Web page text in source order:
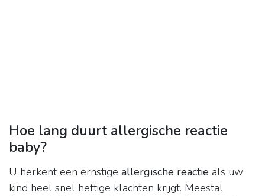
Hoe lang duurt allergische reactie
baby?
U herkent een ernstige allergische reactie als uw
kind heel snel heftige klachten krijgt. Meestal